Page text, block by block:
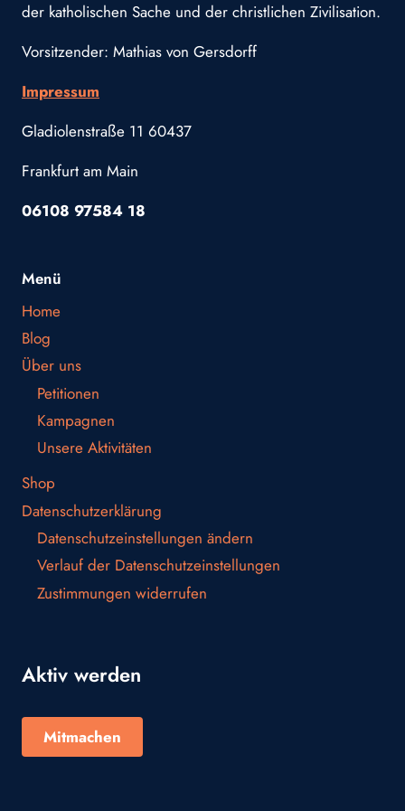
der katholischen Sache und der christlichen Zivilisation.
Vorsitzender: Mathias von Gersdorff
Impressum
Gladiolenstraße 11 60437
Frankfurt am Main
06108 97584 18
Menü
Home
Blog
Über uns
Petitionen
Kampagnen
Unsere Aktivitäten
Shop
Datenschutzerklärung
Datenschutzeinstellungen ändern
Verlauf der Datenschutzeinstellungen
Zustimmungen widerrufen
Aktiv werden
Mitmachen